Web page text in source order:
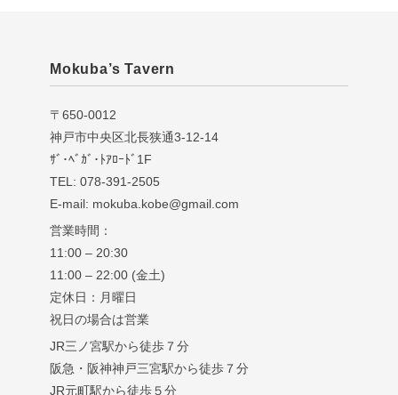
Mokuba’s Tavern
〒650-0012
神戸市中央区北長狭通3-12-14
ｻﾞ･ﾍﾞｶﾞ･ﾄｱﾛｰﾄﾞ1F
TEL: 078-391-2505
E-mail: mokuba.kobe@gmail.com
営業時間：
11:00 – 20:30
11:00 – 22:00 (金土)
定休日：月曜日
祝日の場合は営業
JR三ノ宮駅から徒歩７分
阪急・阪神神戸三宮駅から徒歩７分
JR元町駅から徒歩５分